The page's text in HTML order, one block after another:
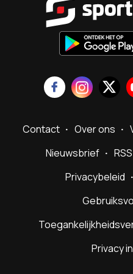
Contact Over ons
Nieuwsbrief
RSS
Privacybeleid
Privacy